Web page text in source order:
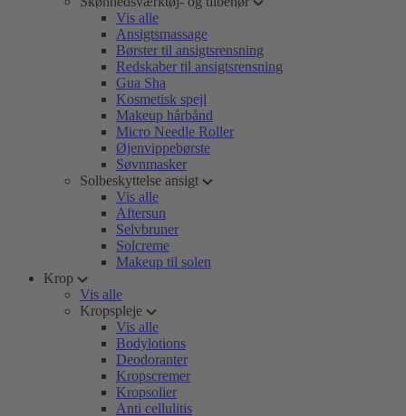
Vis alle
Ansigtsmassage
Børster til ansigtsrensning
Redskaber til ansigtsrensning
Gua Sha
Kosmetisk spejl
Makeup hårbånd
Micro Needle Roller
Øjenvippebørste
Søvnmasker
Solbeskyttelse ansigt
Vis alle
Aftersun
Selvbruner
Solcreme
Makeup til solen
Krop
Vis alle
Kropspleje
Vis alle
Bodylotions
Deodoranter
Kropscremer
Kropsolier
Anti cellulitis